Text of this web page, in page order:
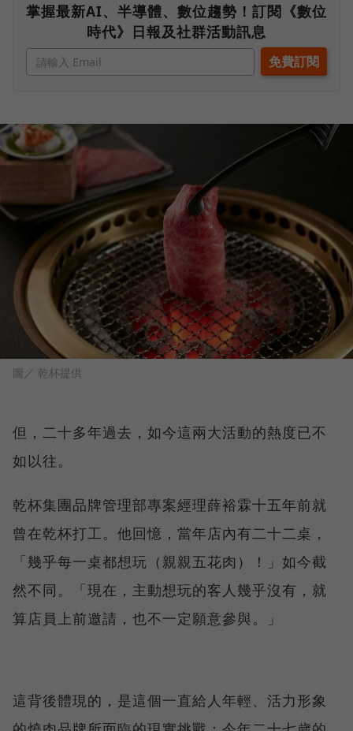
掌握最新AI、半導體、數位趨勢！訂閱《數位
時代》日報及社群活動訊息
圖／ 乾杯提供
但，二十多年過去，如今這兩大活動的熱度已不
如以往。
乾杯集團品牌管理部專案經理薛裕霖十五年前就
曾在乾杯打工。他回憶，當年店內有二十二桌，
「幾乎每一桌都想玩（親親五花肉）！」如今截
然不同。「現在，主動想玩的客人幾乎沒有，就
算店員上前邀請，也不一定願意參與。」
這背後體現的，是這個一直給人年輕、活力形象